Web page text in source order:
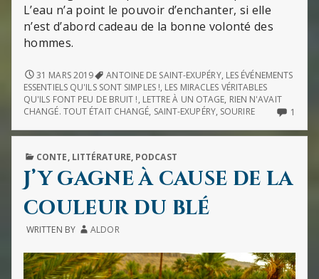
L’eau n’a point le pouvoir d’enchanter, si elle
n’est d’abord cadeau de la bonne volonté des
hommes.
LES
MIRACLES
VÉRITABLES,
QU’ILS
PEU
BRUIT
!
31 MARS 2019 ANTOINE DE SAINT-EXUPÉRY, LES ÉVÉNEMENTS
ESSENTIELS QU'ILS SONT SIMPLES !, LES MIRACLES VÉRITABLES
QU'ILS FONT PEU DE BRUIT !, LETTRE À UN OTAGE, RIEN N'AVAIT
CHANGÉ. TOUT ÉTAIT CHANGÉ, SAINT-EXUPÉRY, SOURIRE 1
!
PUBLISHED
CONTE, LITTÉRATURE, PODCAST
J’y gagne à cause de la
couleur du blé
WRITTEN BY ALDOR